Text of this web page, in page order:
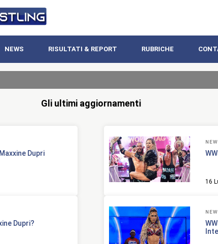
NEWS RISULTATI & REPORT RUBRICHE
Gli ultimi aggiornamenti
Dupri
16
Dupri?